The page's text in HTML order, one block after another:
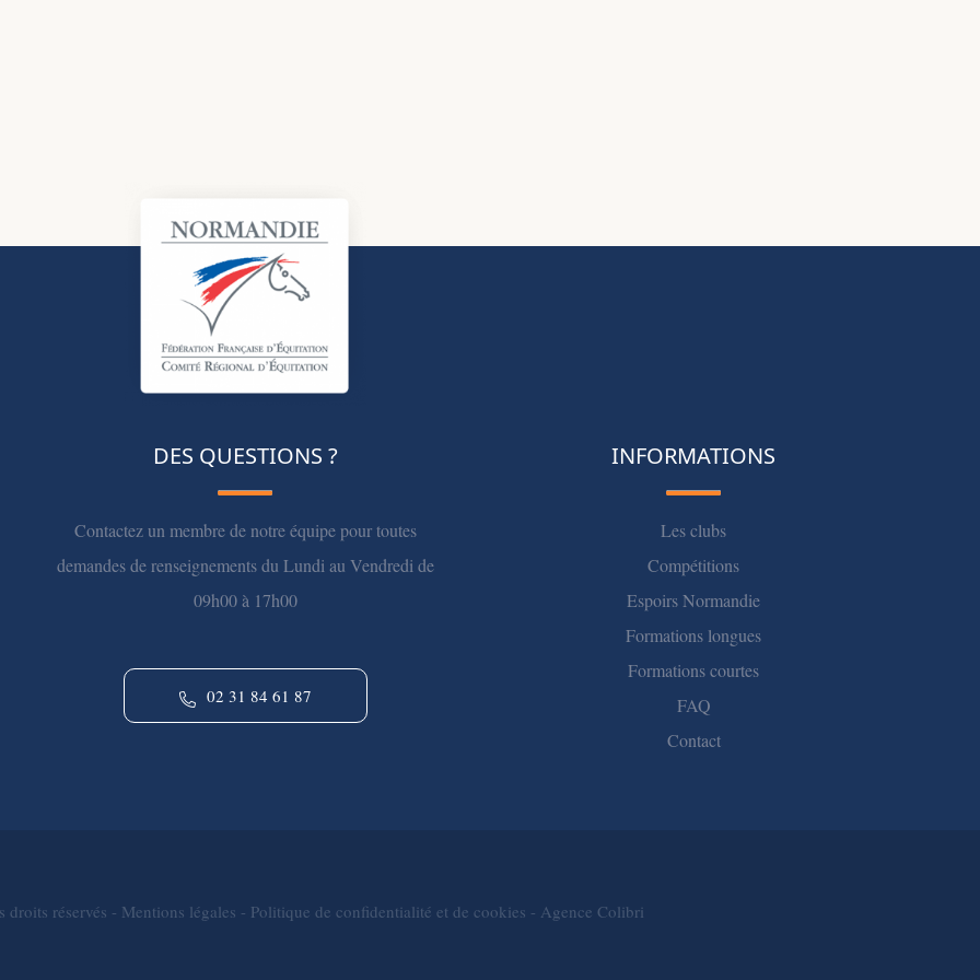
DES QUESTIONS ?
Contactez un membre de notre équipe pour toutes
demandes de renseignements du Lundi au Vendredi de
09h00 à 17h00
02 31 84 61 87
INFORMATIONS
Les clubs
Compétitions
Espoirs Normandie
Formations longues
Formations courtes
FAQ
Contact
droits réservés - Mentions légales - Politique de confidentialité et de cookies - Agence Colibri